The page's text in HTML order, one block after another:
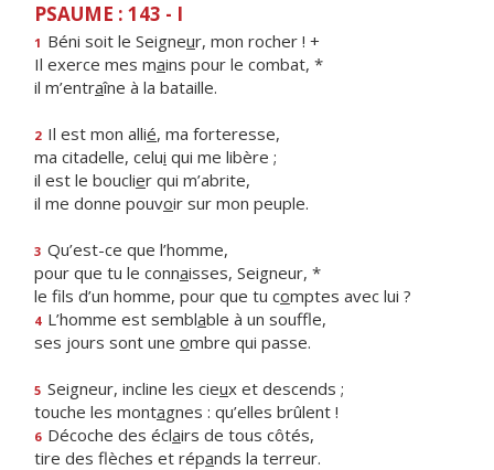
PSAUME : 143 - I
1 Béni soit le Seigneur, mon rocher ! +
Il exerce mes mains pour le combat, *
il m’entraîne à la bataille.
2 Il est mon allié, ma forteresse,
ma citadelle, celui qui me libère ;
il est le bouclier qui m’abrite,
il me donne pouvoir sur mon peuple.
3 Qu’est-ce que l’homme,
pour que tu le connaisses, Seigneur, *
le fils d’un homme, pour que tu comptes avec lui ?
4 L’homme est semblable à un souffle,
ses jours sont une ombre qui passe.
5 Seigneur, incline les cieux et descends ;
touche les montagnes : qu’elles brûlent !
6 Décoche des éclairs de tous côtés,
tire des flèches et répands la terreur.